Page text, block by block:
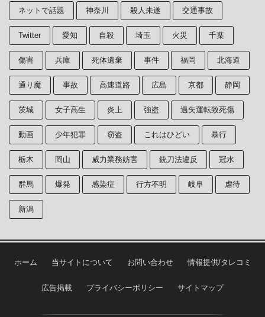
ネットで話題 神奈川 殺人未遂 交通事故
Twitter 愛知 自殺 埼玉 火災 千葉
傷害 兵庫 死体遺棄 事件 福岡 北海道
通り魔 事故 高速道路 広島 京都 静岡
茨城 女子高生 炎上 強盗 過失運転致死傷
動画 少年犯罪 窃盗 これはひどい 暴行
栃木 岡山 威力業務妨害 銃刀法違反 冠水
群馬 爆発 感染症 行方不明 岐阜 虐待
新潟
ホーム 当サイトについて お問い合わせ 情報提供/タレコミ
広告掲載 プライバシーポリシー サイトマップ